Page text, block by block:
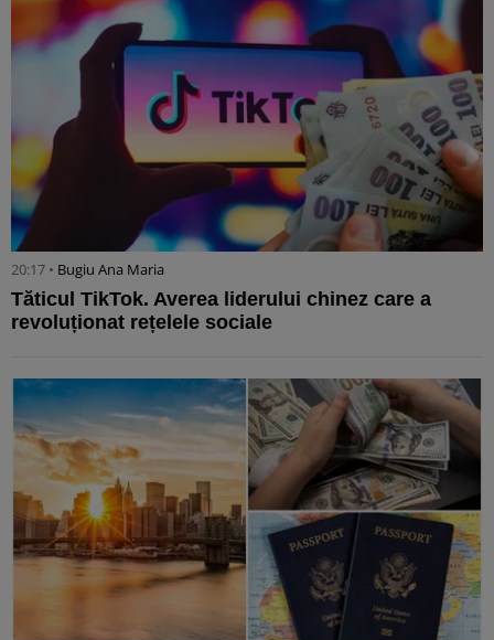
20:17 • Bugiu ⁠Ana Maria
Tăticul TikTok. Averea liderului chinez care a
revoluționat rețelele sociale